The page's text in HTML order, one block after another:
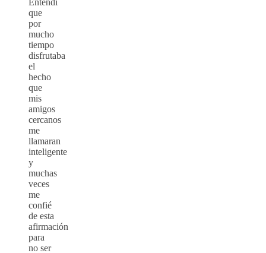
Entendí
que
por
mucho
tiempo
disfrutaba
el
hecho
que
mis
amigos
cercanos
me
llamaran
inteligente
y
muchas
veces
me
confié
de esta
afirmación
para
no ser